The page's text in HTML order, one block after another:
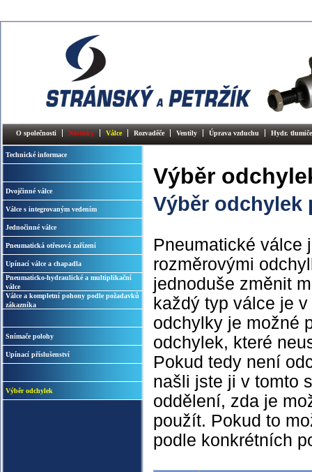
O společnosti Novinky Válce Rozvaděče Ventily Úprava vzduchu Hydr.
Technické informace
Dvojčinné válce
Válce s integrovaným vedením
Jednočinné válce
Pneumatická otřesová zařízení
Upínací válce a chapadla
Pneumaticko-hydraulické a multiplikační
válce
Válce a kompletní pohony podle požadavků
zákazníka
Snímače polohy
Upínací příslušenství
Výběr odchylek
Výběr
Výběr odchylek
Pneumatické válce
rozměrovými
jednoduše změnit
každý typ válce je
odchylky je možné
odchylek, které
Pokud tedy není
našli jste ji v tomto
oddělení, zda je
použít. Pokud to
podle konkrétních